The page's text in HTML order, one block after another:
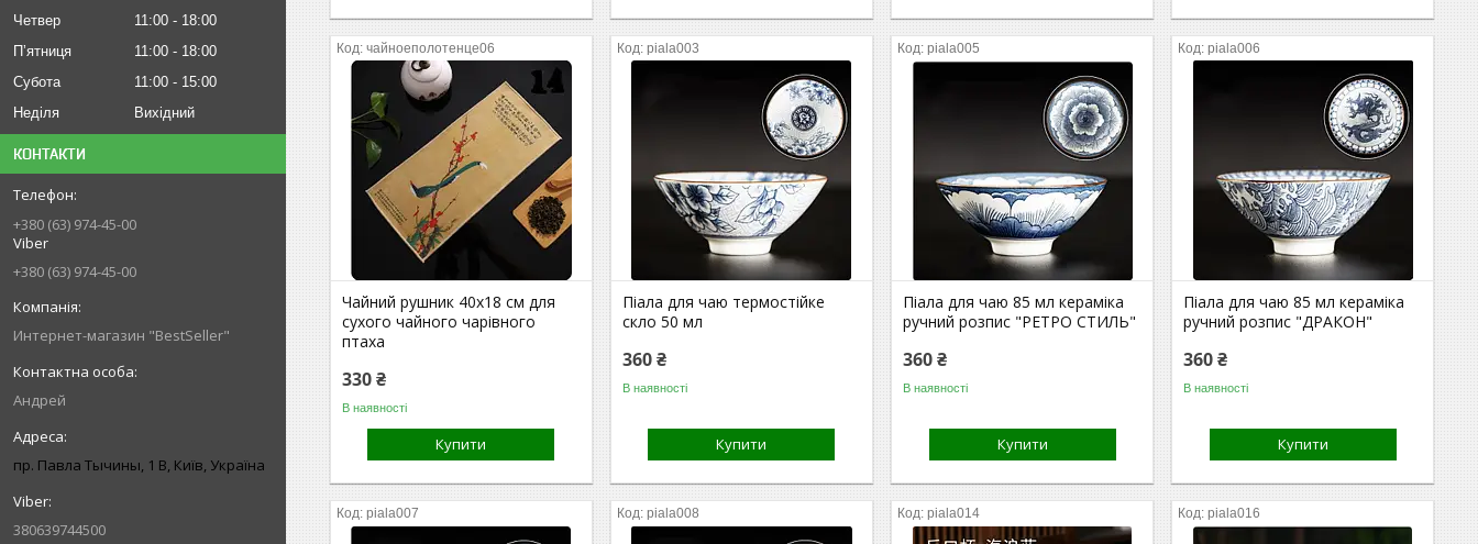
Четвер
11:00
18:00
Пʼятниця
11:00
18:00
Субота
11:00
15:00
Неділя
Вихідний
КОНТАКТИ
+380 (63) 974-45-00
Viber
+380 (63) 974-45-00
Интернет-магазин "BestSeller"
Андрей
пр. Павла Тычины, 1 В, Київ, Україна
380639744500
чайноеполотенце06
Чайний рушник 40х18 см для
сухого чайного чарівного
птаха
330 ₴
В наявності
Купити
piala003
Піала для чаю термостійке
скло 50 мл
360 ₴
В наявності
Купити
piala005
Піала для чаю 85 мл кераміка
ручний розпис "РЕТРО СТИЛЬ"
360 ₴
В наявності
Купити
piala006
Піала для чаю 85 мл кераміка
ручний розпис "ДРАКОН"
360 ₴
В наявності
Купити
piala007 piala008 piala014 piala016